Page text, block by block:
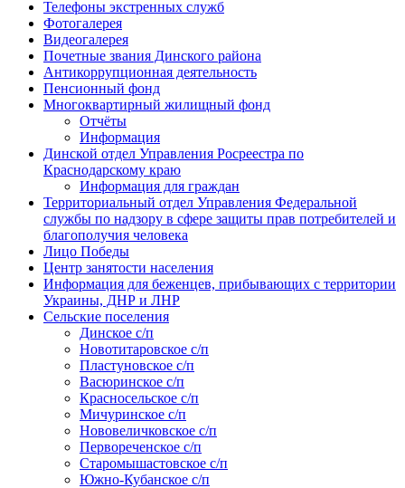
Телефоны экстренных служб
Фотогалерея
Видеогалерея
Почетные звания Динского района
Антикоррупционная деятельность
Пенсионный фонд
Многоквартирный жилищный фонд
Отчёты
Информация
Динской отдел Управления Росреестра по
Краснодарскому краю
Информация для граждан
Территориальный отдел Управления Федеральной
службы по надзору в сфере защиты прав потребителей и
благополучия человека
Лицо Победы
Центр занятости населения
Информация для беженцев, прибывающих с территории
Украины, ДНР и ЛНР
Сельские поселения
Динское с/п
Новотитаровское с/п
Пластуновское с/п
Васюринское с/п
Красносельское с/п
Мичуринское с/п
Нововеличковское с/п
Первореченское с/п
Старомышастовское с/п
Южно-Кубанское с/п